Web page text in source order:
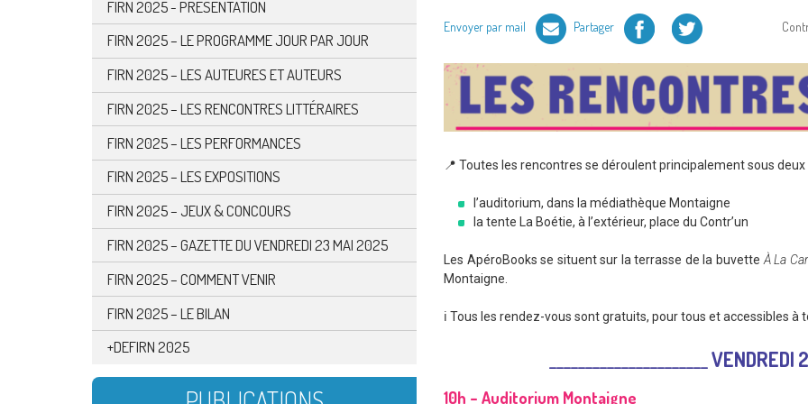
Envoyer par mail Partager Facebook Twitter
📍 Toutes les rencontres se déroulent principalement sous
l’auditorium, dans la médiathèque Montaigne
la tente La Boétie, à l’extérieur, place du Contr’un
Les ApéroBooks se situent sur la terrasse de la buvette À La
Montaigne.
ℹ️ Tous les rendez-vous sont gratuits, pour tous et accessibles à
VENDREDI
10h – Auditorium Montaigne
FIRN 2025 - PRÉSENTATION
FIRN 2025 – LE PROGRAMME JOUR PAR JOUR
FIRN 2025 – LES AUTEURES ET AUTEURS
FIRN 2025 – LES RENCONTRES LITTÉRAIRES
FIRN 2025 – LES PERFORMANCES
FIRN 2025 – LES EXPOSITIONS
FIRN 2025 – JEUX & CONCOURS
FIRN 2025 – GAZETTE DU VENDREDI 23 MAI 2025
FIRN 2025 – COMMENT VENIR
FIRN 2025 – LE BILAN
+DEFIRN 2025